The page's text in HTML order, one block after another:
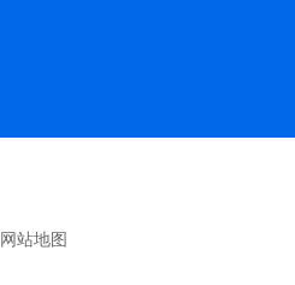
网站地图